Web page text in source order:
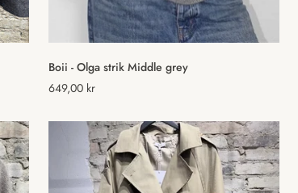
Hurtig tilføjelse
Boii - Olga strik Middle grey
Normal
649,00 kr